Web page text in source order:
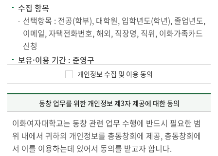
수집 항목
선택항목 : 전공(학부), 대학원, 입학년도(학년), 졸업년도,
이메일, 자택전화번호, 해외, 직장명, 직위, 이화가족카드
신청
보유·이용 기간 : 준영구
수집된 개인정보는 본교 개인정보보호방침에 의해
안전하게 관리하며,개인정보의 수집 및 이용목적이
달성되면 지체 없이 파기합니다.
동의거부 권리 및 불이익내용
본 개인정보 수집, 이용에 대한 동의를 거부할 수 있으며,
다만 이 경우에는 관련된 제반 절차 진행이 불가능할 수
있음을 알려드립니다.
개인정보 수집 및 이용 동의
동창 업무를 위한 개인정보 제3자 제공에 대한 동의
이화여자대학교는 동창 관련 업무 수행에 반드시 필요한 범
위 내에서 귀하의 개인정보를 총동창회에 제공, 총동창회에
서 이를 이용하는데 있어서 동의를 받고자 합니다.